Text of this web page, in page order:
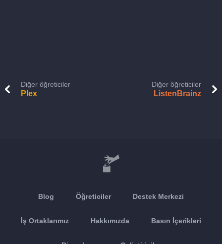
Diğer öğreticiler
Plex
Diğer öğreticiler
ListenBrainz
Blog Öğreticiler Destek Merkezi
İş Ortaklarımız Hakkımızda Basın İçerikleri